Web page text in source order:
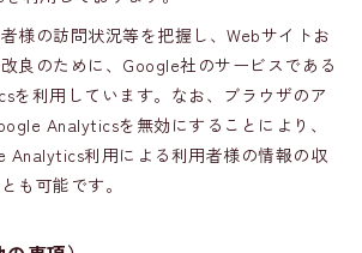
様の訪問状況等を把握し、Webサイトお
良のために、Google社のサービスである
を利用しています。なお、ブラウザのア
Analyticsを無効にすることにより、
Analytics利用による利用者様の情報の収
も可能です。